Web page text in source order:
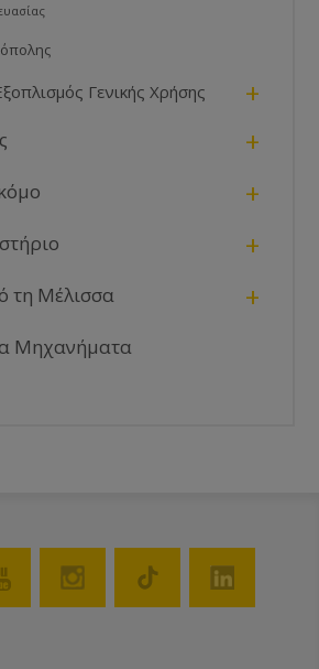
Γενικής Χρήσης +
+
+
+
τη Μέλισσα +
Μηχανήματα